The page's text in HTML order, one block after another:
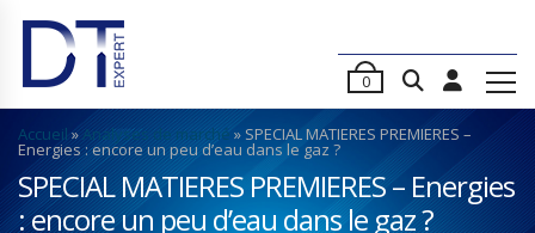
0
Accueil »Analyses de marché » SPECIAL MATIERES PREMIERES –
Energies : encore un peu d’eau dans le gaz ?
SPECIAL MATIERES PREMIERES – Energies
: encore un peu d’eau dans le gaz ?